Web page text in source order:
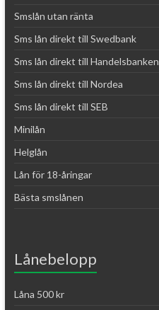
Smslån utan ränta
Sms lån direkt till Swedbank
Sms lån direkt till Handelsbanken
Sms lån direkt till Nordea
Sms lån direkt till SEB
Minilån
Helglån
Lån för 18-åringar
Bästa smslånen
Lånebelopp
Låna 500 kr